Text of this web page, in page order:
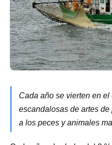
Cada año se vierten en
escandalosas de artes
a los peces y animales